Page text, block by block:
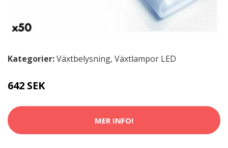
Kategorier:Växtbelysning, Växtlampor LED
642 SEK
MER INFO!